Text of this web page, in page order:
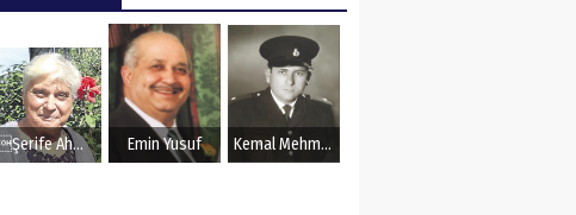
Şerife Ahmet Emin Yusuf Kemal Mehmet Kanmaz